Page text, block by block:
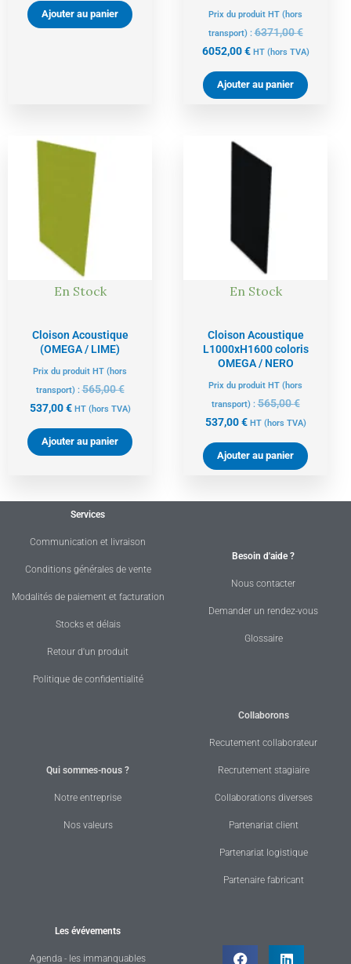
Ajouter au panier
Prix du produit HT (hors
transport) :6371,00€
6052,00€ HT (hors TVA)
Ajouter au panier
En Stock
Cloison Acoustique
(OMEGA / LIME)
Prix du produit HT (hors
transport) :565,00€
537,00€
actuel
est :
537,00 €.
HT (hors TVA)
Ajouter au panier
En Stock
Cloison Acoustique
L1000xH1600 coloris
OMEGA / NERO
Prix du produit HT (hors
transport) :565,00€
537,00€
prix
actuel
537,00 €.
HT (hors TVA)
Ajouter au panier
Services
Communication et livraison
Conditions générales de vente
Modalités de paiement et facturation
Stocks et délais
Retour d'un produit
Politique de confidentialité
Besoin d'aide ?
Nous contacter
Demander un rendez-vous
Glossaire
Qui sommes-nous ?
Notre entreprise
Nos valeurs
Collaborons
Recutement collaborateur
Recrutement stagiaire
Collaborations diverses
Partenariat client
Partenariat logistique
Partenaire fabricant
Les évévements
Agenda - les immanquables